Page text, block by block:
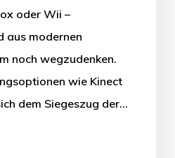
oder Wii –
aus modernen
noch wegzudenken.
wie Kinect
dem Siegeszug der…